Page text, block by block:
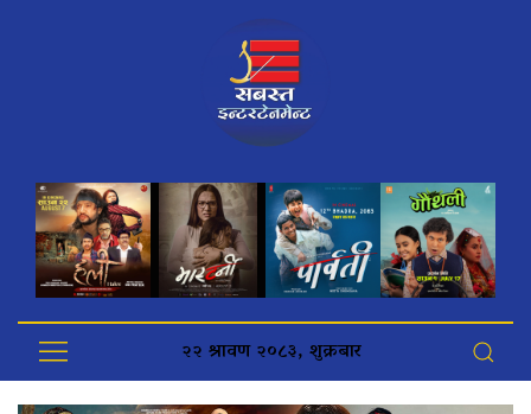
२२ श्रावण २०८३, शुक्रबार